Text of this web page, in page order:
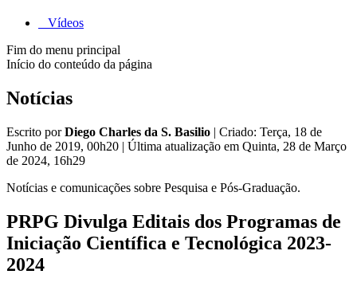
Vídeos
Fim do menu principal
Início do conteúdo da página
Notícias
Escrito porDiego Charles da S. Basilio | Criado: Terça, 18 de
Junho de 2019, 00h20 | Última atualização em Quinta, 28 de Março
de 2024, 16h29
Notícias e comunicações sobre Pesquisa e Pós-Graduação.
PRPG Divulga Editais dos Programas de
Iniciação Científica e Tecnológica 2023-
2024